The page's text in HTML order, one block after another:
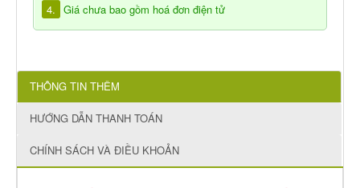
4. Giá chưa bao gồm hoá đơn điện tử
THÔNG TIN THÊM
HƯỚNG DẪN THANH TOÁN
CHÍNH SÁCH VÀ ĐIỀU KHOẢN